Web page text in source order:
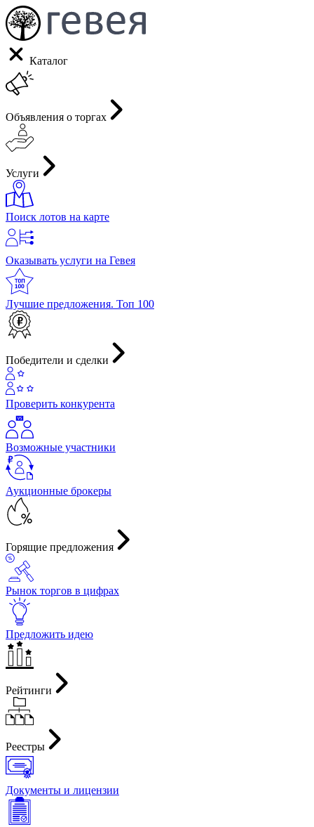
Каталог
Объявления о торгах
Услуги
Поиск лотов на карте
Оказывать услуги на Гевея
Лучшие предложения. Топ 100
Победители и сделки
Проверить конкурента
Возможные участники
Аукционные брокеры
Горящие предложения
Рынок торгов в цифрах
Предложить идею
Рейтинги
Реестры
Документы и лицензии